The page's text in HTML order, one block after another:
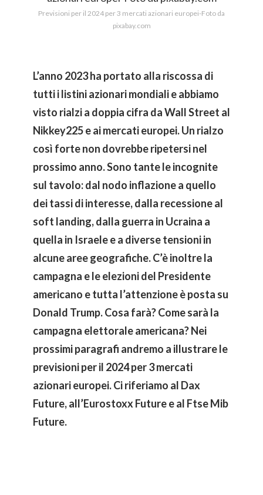
Previsioni per il 2024 per 3 mercati azionari europei-Foto da
pixabay.com
L’anno 2023 ha portato alla riscossa di
tutti i listini azionari mondiali e abbiamo
visto rialzi a doppia cifra da Wall Street al
Nikkey225 e ai mercati europei. Un rialzo
così forte non dovrebbe ripetersi nel
prossimo anno. Sono tante le incognite
sul tavolo: dal nodo inflazione a quello
dei tassi di interesse, dalla recessione al
soft landing, dalla guerra in Ucraina a
quella in Israele e a diverse tensioni in
alcune aree geografiche. C’è inoltre la
campagna e le elezioni del Presidente
americano e tutta l’attenzione è posta su
Donald Trump. Cosa farà? Come sarà la
campagna elettorale americana? Nei
prossimi paragrafi andremo a illustrare le
previsioni per il 2024 per 3 mercati
azionari europei. Ci riferiamo al Dax
Future, all’Eurostoxx Future e al Ftse Mib
Future.